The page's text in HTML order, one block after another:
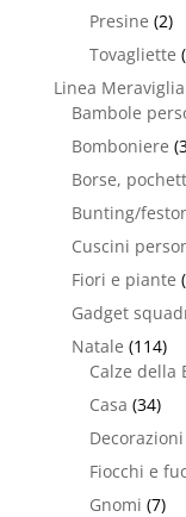
Presine (2)
Tovagliette
Linea Meraviglia
Bambole
Bomboniere
Borse,
Bunting/
Cuscini
Fiori e piante
Gadget
Natale (114)
Calze della
Casa (34)
Decorazioni
Fiocchi e
Gnomi (7)